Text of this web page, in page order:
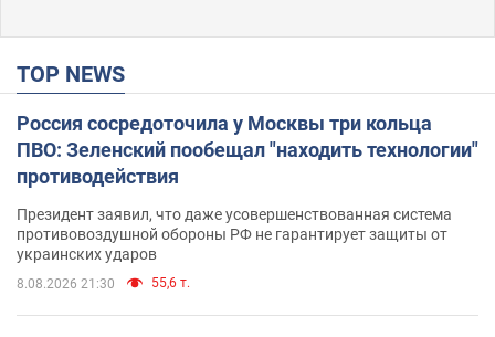
TOP NEWS
Россия сосредоточила у Москвы три кольца
ПВО: Зеленский пообещал "находить технологии"
противодействия
Президент заявил, что даже усовершенствованная система
противовоздушной обороны РФ не гарантирует защиты от
украинских ударов
8.08.2026 21:30 55,6 т.